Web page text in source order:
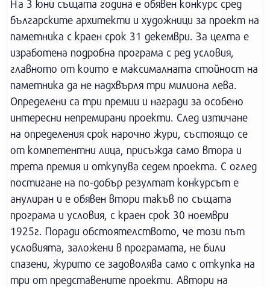
На 3 юни същата година е обявен конкурс сред
българските архитекти и художници за проект на
паметника с краен срок 31 декември. За целта е
изработена подробна програма с ред условия,
главното от които е максималната стойност на
паметника да не надхвърля три милиона лева.
Определени са три премии и награди за особено
интересни непремирани проекти. След изтичане
на определения срок нарочно жури, състоящо се
от компетентни лица, присъжда само втора и
трета премия и откупува седем проекта. С оглед
постигане на по-добър резултат конкурсът е
анулиран и е обявен втори такъв по същата
програма и условия, с краен срок 30 ноември
1925г. Поради обстоятелството, че този път
условията, заложени в програмата, не били
спазени, журито се задоволява само с откупка на
три от представените проекти. Автори на